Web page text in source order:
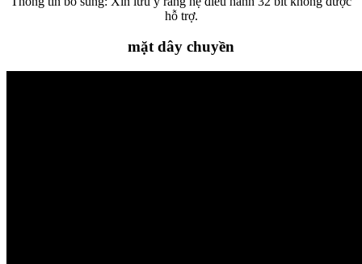
hỗ trợ.
mặt dây chuyền